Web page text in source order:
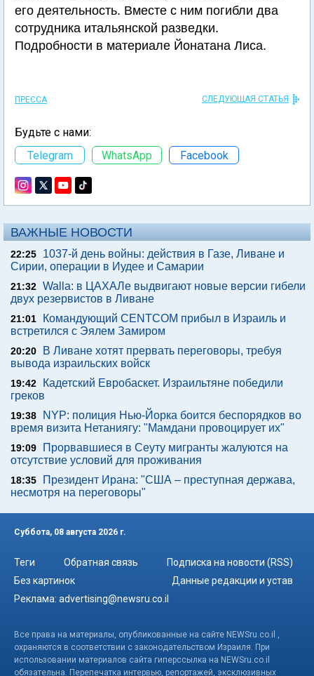
его деятельность. Вместе с ним погибли два
сотрудника итальянской разведки.
Подробности в материале Йонатана Лиса.
ПРЕССА СЛЕДУЮЩАЯ СТАТЬЯ
Будьте с нами:
Telegram
WhatsApp Facebook
ВАЖНЫЕ НОВОСТИ
22:25
1037-й день войны: действия в Газе, Ливане и
Сирии, операции в Иудее и Самарии
21:32 Walla: в ЦАХАЛе выдвигают новые версии гибели
двух резервистов в Ливане
21:01
Командующий CENTCOM прибыл в Израиль и
встретился с Эялем Замиром
20:20
В Ливане хотят прервать переговоры, требуя
вывода израильских войск
19:42
Кадетский Евробаскет. Израильтяне победили
греков
19:38
NYP: полиция Нью-Йорка боится беспорядков во
время визита Нетаниягу: "Мамдани провоцирует их"
19:09
Прорвавшиеся в Сеуту мигранты жалуются на
отсутствие условий для проживания
18:35
Президент Ирана: "США – преступная держава,
несмотря на переговоры"
Суббота, 08 августа 2026 г.
Теги Обратная связь
Подписка на новости (RSS)
Без картинок
Данные редакции и устав
Реклама: advertising@newsru.co.il
Все права на материалы, опубликованные на сайте NEWSru.co.il ,
охраняются в соответствии с законодательством Израиля. При
использовании материалов сайта гиперссылка на NEWSru.co.il
обязательна. Перепечатка интервью, репортажей, эксклюзивных